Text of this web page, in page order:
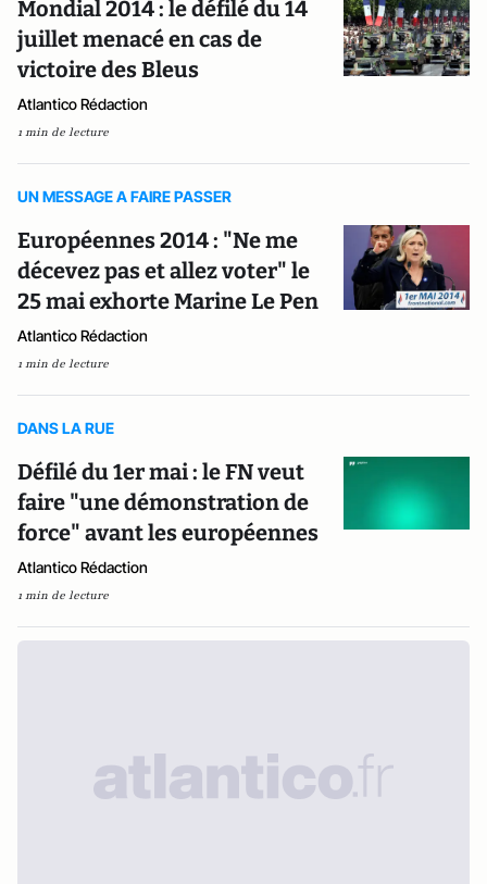
Mondial 2014 : le défilé du 14
juillet menacé en cas de
victoire des Bleus
Atlantico Rédaction
1 min de lecture
UN MESSAGE A FAIRE PASSER
Européennes 2014 : "Ne me
décevez pas et allez voter" le
25 mai exhorte Marine Le Pen
Atlantico Rédaction
1 min de lecture
DANS LA RUE
Défilé du 1er mai : le FN veut
faire "une démonstration de
force" avant les européennes
Atlantico Rédaction
1 min de lecture